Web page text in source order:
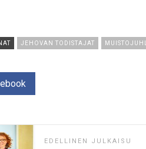
JEHOVAN TODISTAJAT
EDELLINEN JULKAISU